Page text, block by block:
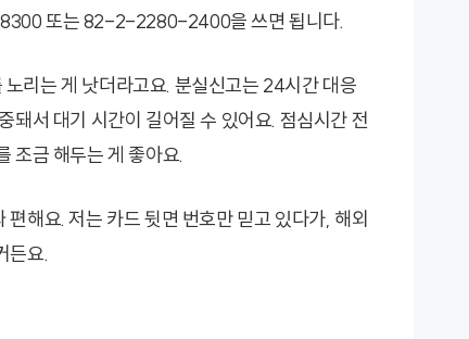
또는 82-2-2280-2400을 쓰면 됩니다.
리는 게 낫더라고요. 분실신고는 24시간 대응
돼서 대기 시간이 길어질 수 있어요. 점심시간 전
조금 해두는 게 좋아요.
해요. 저는 카드 뒷면 번호만 믿고 있다가, 해외
든요.